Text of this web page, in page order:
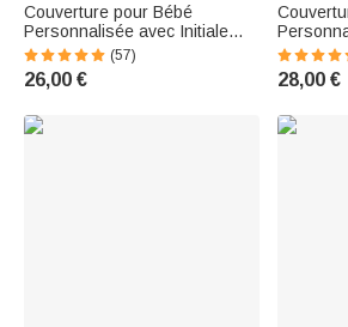
Couverture pour Bébé
Personnalisée avec Initiale
Nom au Front et Textes
Brodés au Dos Cadeau
Anniversaire Noël pour
(57)
26,00 €
Photos
Souvenir
pour
28,00 €